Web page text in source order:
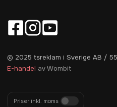
© 2025 tsreklam i Sverige AB /
E-handel av Wombit
Priser inkl. moms